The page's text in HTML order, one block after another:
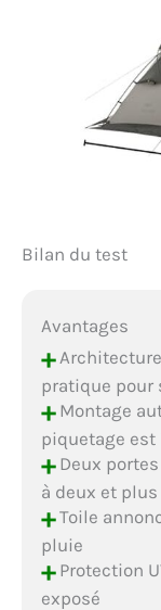
Bilan du test
Avantages
+
pratique pour
+Montage
piquetage
+Deux
à deux et
+Toile
pluie
+Protection
exposé